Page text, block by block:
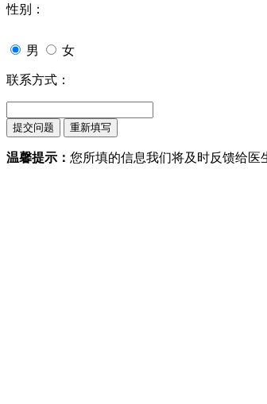
性别：
男 女
联系方式：
温馨提示： 您所填的信息我们将及时反馈给医